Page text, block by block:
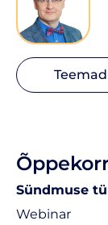
Teemad
Sündmuse
Webinar